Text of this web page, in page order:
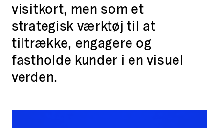
visitkort, men som et
strategisk værktøj til at
tiltrække, engagere og
fastholde kunder i en visuel
verden.